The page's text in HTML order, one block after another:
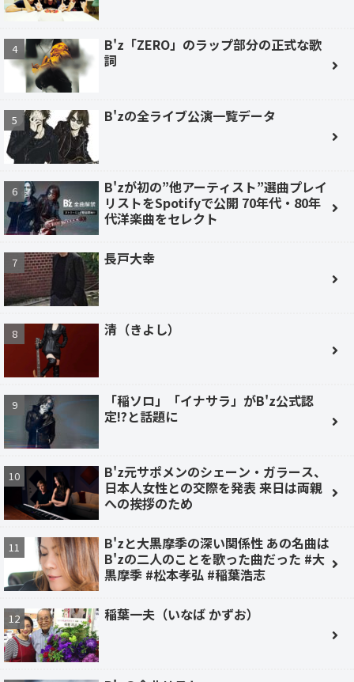
B'z「ZERO」のラップ部分の正式な歌
詞
B'zの全ライブ公演一覧データ
B'zが初の”他アーティスト”選曲プレイ
リストをSpotifyで公開 70年代・80年
代洋楽曲をセレクト
長戸大幸
清（きよし）
「稲ソロ」「イナサラ」がB'z公式認
定!?と話題に
B'z元サポメンのシェーン・ガラース、
日本人女性との交際を発表 来日は両親
への挨拶のため
B'zと大黒摩季の深い関係性 あの名曲は
B'zの二人のことを歌った曲だった #大
黒摩季 #松本孝弘 #稲葉浩志
稲葉一夫（いなば かずお）